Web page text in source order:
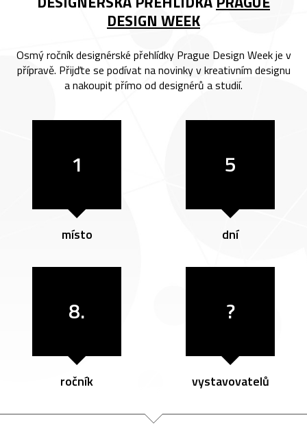
DESIGN WEEK
Osmý ročník designérské přehlídky Prague Design Week je v
přípravě. Přijďte se podívat na novinky v kreativním designu
a nakoupit přímo od designérů a studií.
1
místo
5
dní
8.
ročník
?
vystavovatelů